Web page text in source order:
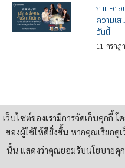
ถาม-ต
ความเ
วันนี้
11 กรกฎ
เว็บไซต์ของเรามีการจัดเก็บคุกกี้
ของผู้ใช้ให้ดียิ่งขึ้น หากคุณเรียกดู
นั้น แสดงว่าคุณยอมรับนโยบายคุก